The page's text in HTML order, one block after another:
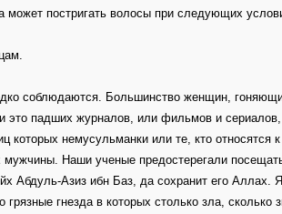
постригать волосы при следующих
соблюдаются. Большинство женщин,
это падших журналов, или фильмов и
которых немусульманки или те, кто относятся
мужчины. Наши ученые предостерегали
Абдуль-Азиз ибн Баз, да сохранит его Аллах.
гнезда в которых столько зла, сколько